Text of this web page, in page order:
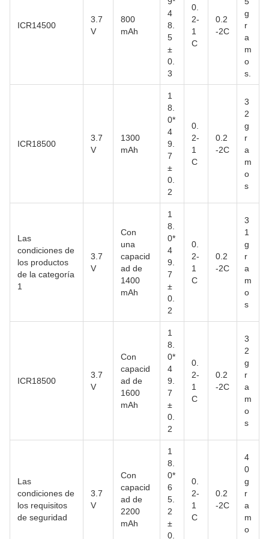
ICR14500
3.7
V
800
mAh
4
8.
5
±
0.
3
0.
2-
1
C
0.2
-2C
g
r
a
m
o
s.
ICR18500
3.7
V
1300
mAh
1
8.
0*
4
9.
7
±
0.
2
0.
2-
1
C
0.2
-2C
3
2
g
r
a
m
o
s
Las
condiciones de
los productos
de la categoría
1
3.7
V
Con
una
capacid
ad de
1400
mAh
1
8.
0*
4
9.
7
±
0.
2
0.
2-
1
C
0.2
-2C
3
1
g
r
a
m
o
s
ICR18500
3.7
V
Con
capacid
ad de
1600
mAh
1
8.
0*
4
9.
7
±
0.
2
0.
2-
1
C
0.2
-2C
3
2
g
r
a
m
o
s
Las
condiciones de
los requisitos
de seguridad
3.7
V
Con
capacid
ad de
2200
mAh
1
8.
0*
6
5.
2
±
0.
0.
2-
1
C
0.2
-2C
4
0
g
r
a
m
o